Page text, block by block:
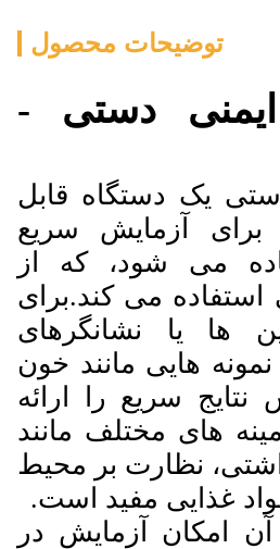
توضیحات محصول
ایمنی دستی -
یک دستگاه قابل
آزمایش سریع
می شود، که از
استفاده می کند.برای
ها یا نشانگرهای
هایی مانند خون
نتایج سریع را ارائه
های مختلف مانند
نظارت بر محیط
غذایی مفید است.
امکان آزمایش در